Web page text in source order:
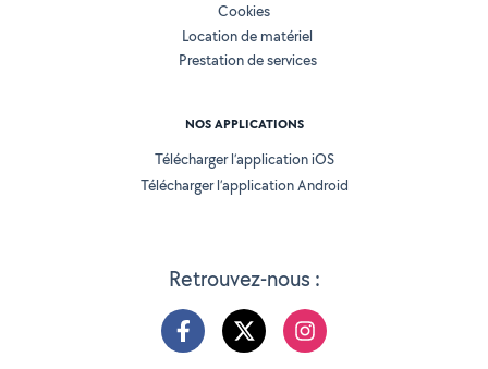
Retrouvez-nous :
Cookies
Location de matériel
Prestation de services
NOS APPLICATIONS
Télécharger l’application iOS
Télécharger l’application Android